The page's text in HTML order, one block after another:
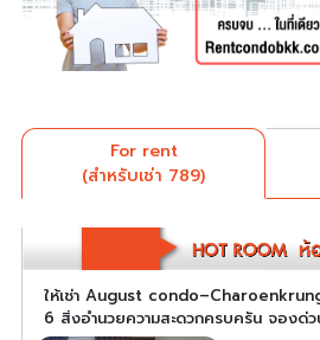
For rent
(สำหรับเช่า 789)
ให้เช่า August
6 สิ่งอำนวยความสะดวกครบครัน จองด่